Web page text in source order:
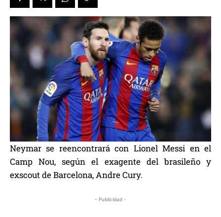
Neymar se reencontrará con Lionel Messi en el
Camp Nou, según el exagente del brasileño y
exscout de Barcelona, Andre Cury.
- Publicidad -